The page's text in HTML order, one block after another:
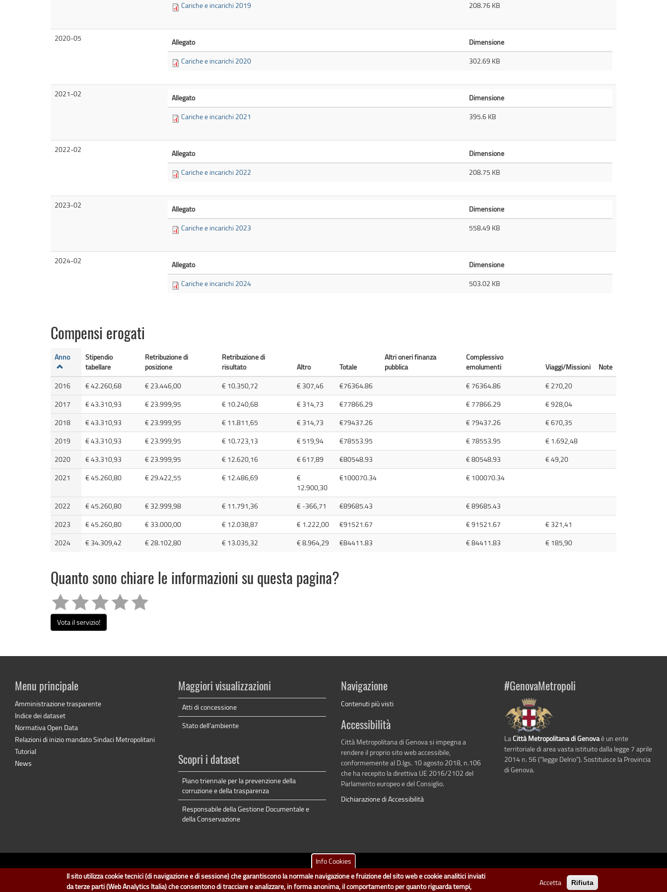
Cariche e incarichi 2019
208.76 KB
2020-05 Allegato
Dimensione
Cariche e incarichi 2020
302.69 KB
2021-02 Allegato
Dimensione
Cariche e incarichi 2021
395.6 KB
2022-02 Allegato
Dimensione
Cariche e incarichi 2022
208.75 KB
2023-02 Allegato
Dimensione
Cariche e incarichi 2023
558.49 KB
2024-02 Allegato
Dimensione
Cariche e incarichi 2024
503.02 KB
Compensi erogati
Anno
Stipendio
tabellare
Retribuzione di
posizione
Retribuzione di
risultato
Altro Totale
Altri oneri finanza
pubblica
Complessivo
emolumenti
Viaggi/Missioni
Note
2016
€ 42.260,68 € 23.446,00 € 10.350,72 € 307,46 €76364.86 € 76364.86
€ 270,20
2017
€ 43.310,93 € 23.999,95 € 10.240,68 € 314,73 €77866.29 € 77866.29
€ 928,04
2018
€ 43.310,93 € 23.999,95 € 11.811,65 € 314,73 €79437.26 € 79437.26
€ 670,35
2019
€ 43.310,93 € 23.999,95 € 10.723,13 € 519,94 €78553.95 € 78553.95
€ 1.692,48
2020
€ 43.310,93 € 23.999,95 € 12.620,16 € 617,89 €80548.93 € 80548.93
€ 49,20
2021
€ 45.260,80 € 29.422,55 € 12.486,69
€
12.900,30
€100070.34 € 100070.34
2022 € 45.260,80 € 32.999,98 € 11.791,36 € -366,71 €89685.43
€ 89685.43
2023
€ 45.260,80 € 33.000,00 € 12.038,87 € 1.222,00 €91521.67 € 91521.67
€ 321,41
2024
€ 34.309,42 € 28.102,80 € 13.035,32 € 8.964,29 €84411.83 € 84411.83 € 185,90
Quanto sono chiare le informazioni su questa pagina?
Vota il servizio!
Menu principale
Amministrazione trasparente
Indice dei dataset
Normativa Open Data
Relazioni di inizio mandato Sindaci Metropolitani
Tutorial
News
Maggiori visualizzazioni
Atti di concessione
Stato dell'ambiente
Scopri i dataset
Piano triennale per la prevenzione della
corruzione e della trasparenza
Responsabile della Gestione Documentale e
della Conservazione
Navigazione
Contenuti più visti
Accessibilità
Città Metropolitana di Genova si impegna a
rendere il proprio sito web accessibile,
conformemente al D.lgs. 10 agosto 2018, n.106
che ha recepito la direttiva UE 2016/2102 del
Parlamento europeo e del Consiglio.
Dichiarazione di Accessibilità
#GenovaMetropoli
La Città Metropolitana di Genovaè un ente
territoriale di area vasta istituito dalla legge 7 aprile
2014 n. 56 (“legge Delrio”). Sostituisce la Provincia
di Genova.
dati.cittametropolitana.genova.itè il progetto "Open Data" dellaCittà Metropolitana di Genova.
Il design e la gestione sono a cura del Servizio Sistemi Informativi. Ogni Direzione è responsabile per la parte di "dati" e "dataset".
Info Cookies
Il sito utilizza cookie tecnici (di navigazione e di sessione) che garantiscono la normale navigazione e fruizione del sito web e cookie analitici inviati
da terze parti (Web Analytics Italia) che consentono di tracciare e analizzare, in forma anonima, il comportamento per quanto riguarda tempi,
Accetta Rifiuta